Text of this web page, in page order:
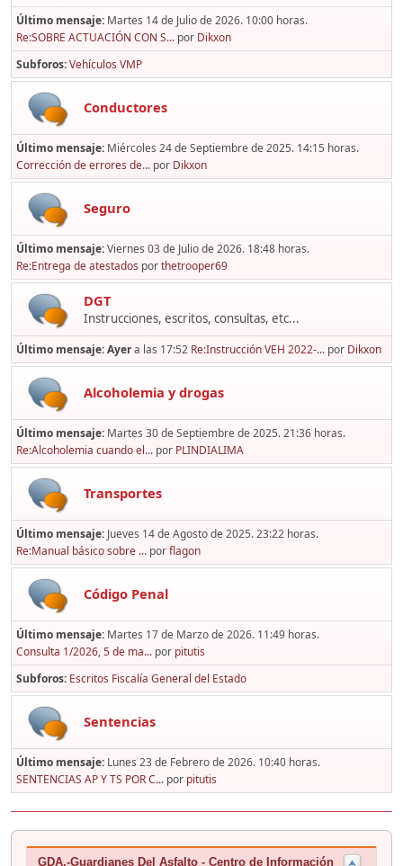
Último mensaje: Martes 14 de Julio de 2026. 10:00 horas.
Re:SOBRE ACTUACIÓN CON S... por Dikxon
Subforos Vehículos VMP
Conductores
Último mensaje: Miércoles 24 de Septiembre de 2025. 14:15 horas.
Corrección de errores de... por Dikxon
Seguro
Último mensaje:Viernes 03 de Julio de 2026. 18:48 horas.
Re:Entrega de atestados porthetrooper69
DGT
Instrucciones, escritos, consultas, etc...
Último mensaje:Ayera las 17:52 Re:Instrucción VEH 2022-... por Dikxon
Alcoholemia y drogas
Último mensaje: Martes 30 de Septiembre de 2025. 21:36 horas.
Re:Alcoholemia cuando el... por PLINDIALIMA
Transportes
Último mensaje: Jueves 14 de Agosto de 2025. 23:22 horas.
Re:Manual básico sobre ... porflagon
Código Penal
Último mensaje: Martes 17 de Marzo de 2026. 11:49 horas.
Consulta 1/2026, 5 de ma... por pitutis
Subforos Escritos Fiscalía General del Estado
Sentencias
Último mensaje: Lunes 23 de Febrero de 2026. 10:40 horas.
SENTENCIAS AP Y TS POR C... por pitutis
GDA.-Guardianes Del Asfalto - Centro de Información